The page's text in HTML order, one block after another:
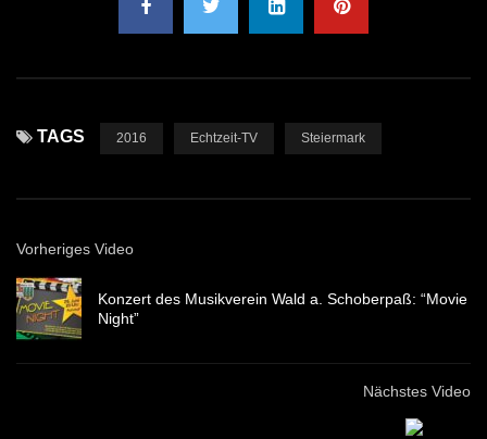
TAGS 2016 Echtzeit-TV Steiermark
Vorheriges Video
Konzert des Musikverein Wald a. Schoberpaß: “Movie
Night”
Nächstes Video